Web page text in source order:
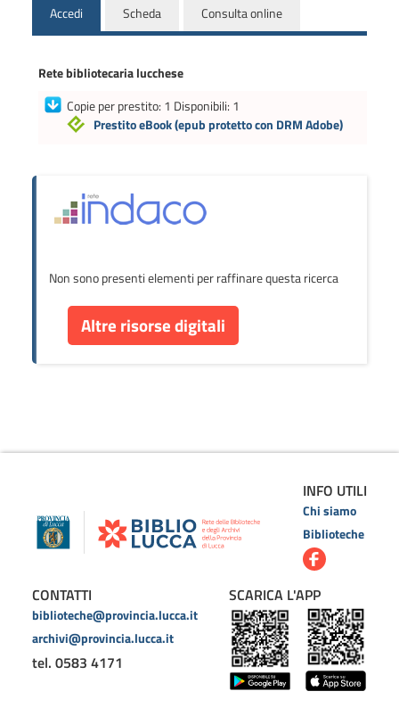
Accedi Scheda Consulta online
Rete bibliotecaria lucchese
Copie per prestito: 1 Disponibili: 1
Prestito eBook(epub protetto con DRM Adobe)
Non sono presenti elementi per raffinare questa ricerca
Altre risorse digitali
INFO UTILI
Chi siamo
Biblioteche
CONTATTI
biblioteche@provincia.lucca.it
archivi@provincia.lucca.it
tel. 0583 4171
SCARICA L'APP